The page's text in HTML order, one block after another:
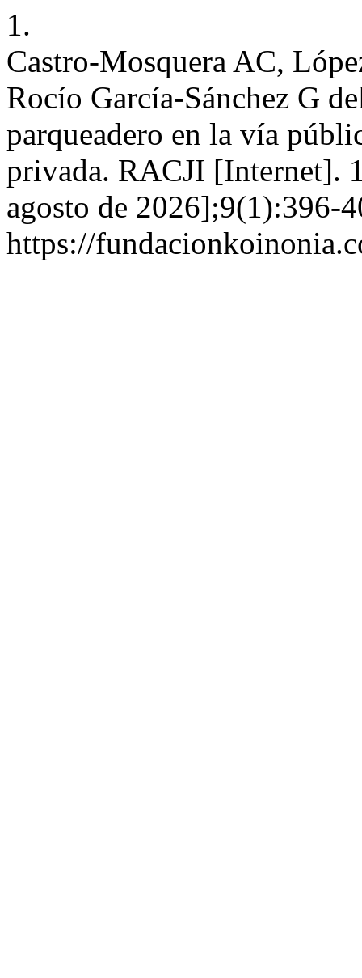
1.
Castro-Mosquera AC,
Rocío García-Sánchez G
parqueadero en la vía
privada. RACJI [Internet].
agosto de 2026];9(1):396-
https://